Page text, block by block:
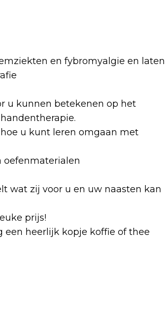
en fybromyalgie en laten
u kunnen betekenen op het
u kunt leren omgaan met
oefenmaterialen
wat zij voor u en uw naasten kan
prijs!
heerlijk kopje koffie of thee